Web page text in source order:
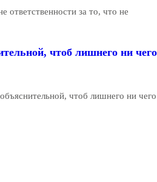
ответственности за то, что не
чтоб лишнего ни чего
чтоб лишнего ни чего